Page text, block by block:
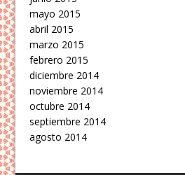
mayo 2015
abril 2015
marzo 2015
febrero 2015
diciembre 2014
noviembre 2014
octubre 2014
septiembre 2014
agosto 2014